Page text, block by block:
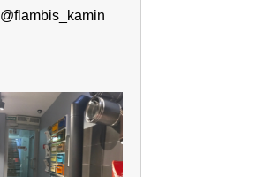
@flambis_kamin